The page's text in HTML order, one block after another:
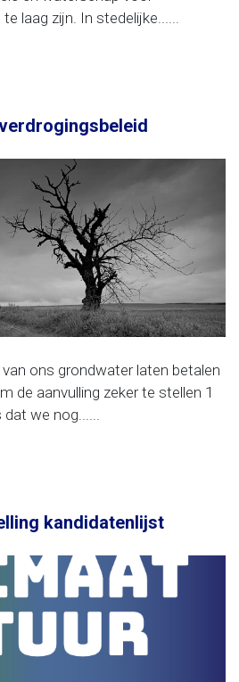
laag zijn. In stedelijke......
ons grondwater laten betalen
de aanvulling zeker te stellen 1
we nog......
kandidatenlijst